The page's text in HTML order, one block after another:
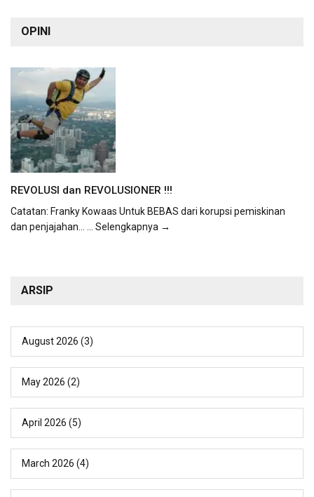
OPINI
REVOLUSI dan REVOLUSIONER !!!
Catatan: Franky Kowaas Untuk BEBAS dari korupsi pemiskinan
dan penjajahan...
... Selengkapnya →
ARSIP
August 2026 (3)
May 2026 (2)
April 2026 (5)
March 2026 (4)